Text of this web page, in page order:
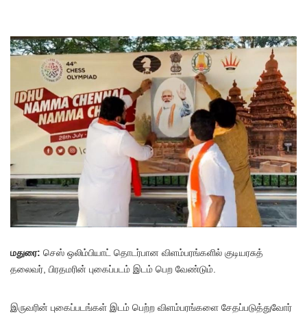
மதுரை: செஸ் ஒலிம்பியாட் தொடர்பான விளம்பரங்களில் குடியரசுத்
தலைவர், பிரதமரின் புகைப்படம் இடம் பெற வேண்டும்.
இருவரின் புகைப்படங்கள் இடம் பெற்ற விளம்பரங்களை சேதப்படுத்துவோர்